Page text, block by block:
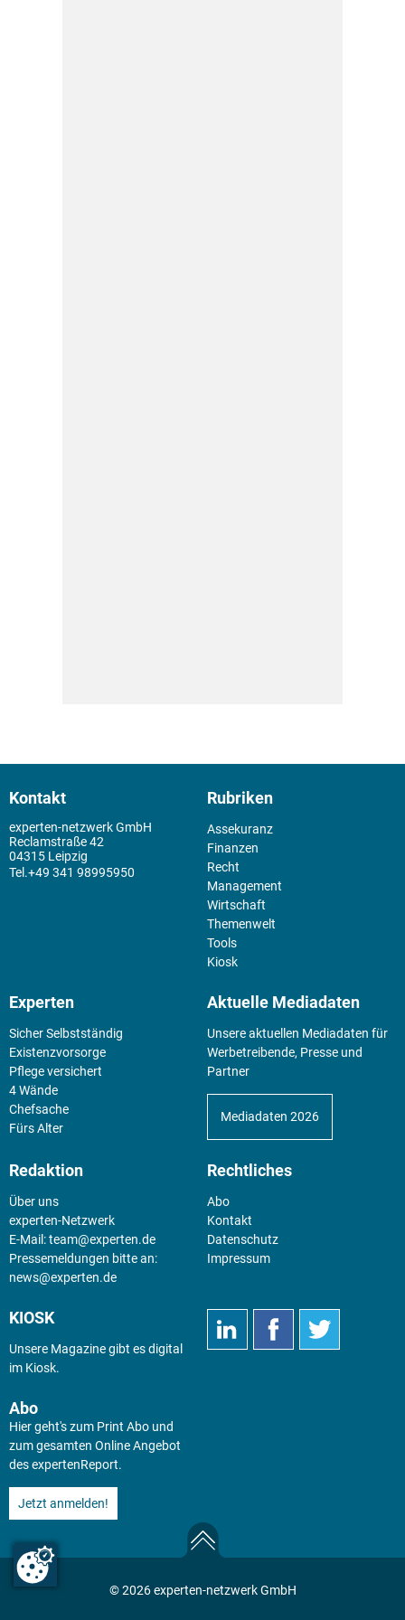
Kontakt
experten-netzwerk GmbH
Reclamstraße 42
04315 Leipzig
+49 341 98995950
Rubriken
Assekuranz
Finanzen
Recht
Management
Wirtschaft
Themenwelt
Tools
Kiosk
Experten
Sicher Selbstständig
Existenz­vorsorge
Pflege versichert
4 Wände
Chefsache
Fürs Alter
Aktuelle Mediadaten
Unsere aktuellen Mediadaten für
Werbetreibende, Presse und
Partner
Mediadaten 2026
Redaktion
Über uns
experten-Netzwerk
E-Mail:team@experten.de
Pressemeldungen bitte an:
news@experten.de
Rechtliches
Abo
Kontakt
Datenschutz
Impressum
KIOSK
Unsere Magazine gibt es digital
im Kiosk.
Abo
Hier geht's zum Print Abo und
zum gesamten Online Angebot
des expertenReport.
Jetzt anmelden!
© 2026 experten-netzwerk GmbH